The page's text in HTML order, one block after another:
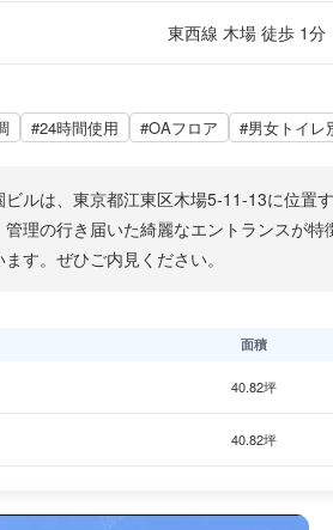
東西線 木場 徒歩 1分
#24時間使用 #OAフロア #男女トイレ
ルは、東京都江東区木場5-11-13に位置
管理の行き届いた綺麗なエントランスが
す。ぜひご内見ください。
面積
40.82坪
40.82坪